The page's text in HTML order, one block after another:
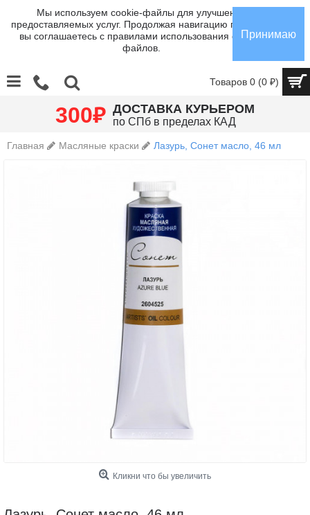
Мы используем cookie-файлы для улучшения
предоставляемых услуг. Продолжая навигацию по сайту,
вы соглашаетесь с правилами использования cookie-
файлов.
Принимаю
Товаров 0 (0 ₽)
300₽ ДОСТАВКА КУРЬЕРОМ
по СПб в пределах КАД
Главная Масляные краски Лазурь, Сонет масло, 46 мл
Кликни что бы увеличить